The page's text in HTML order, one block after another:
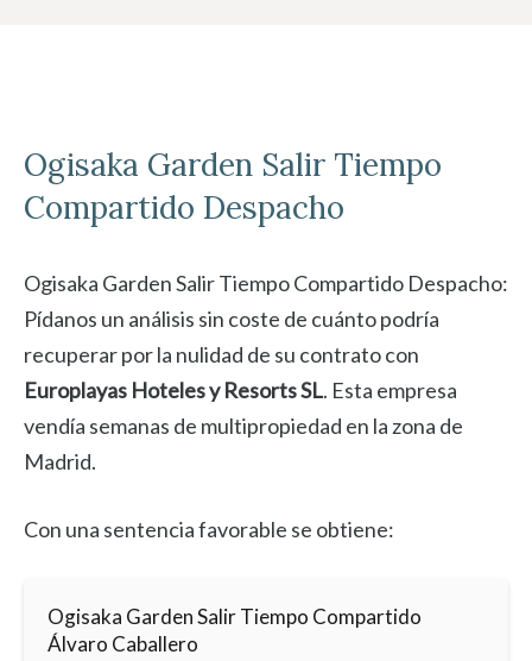
Ogisaka Garden Salir Tiempo
Compartido Despacho
Ogisaka Garden Salir Tiempo Compartido Despacho:
Pídanos un análisis sin coste de cuánto podría
recuperar por la nulidad de su contrato con
Europlayas Hoteles y Resorts SL. Esta empresa
vendía semanas de multipropiedad en la zona de
Madrid.
Con una sentencia favorable se obtiene:
Ogisaka Garden Salir Tiempo Compartido
Álvaro Caballero